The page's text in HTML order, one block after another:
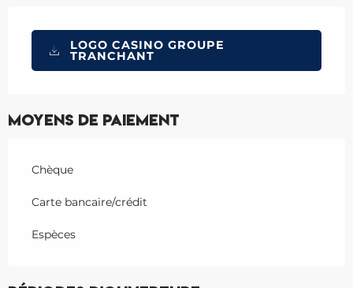
LOGO CASINO GROUPE
TRANCHANT
Moyens de paiement
Chèque
Carte bancaire/crédit
Espèces